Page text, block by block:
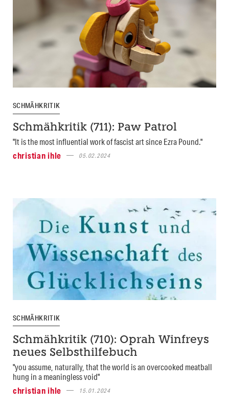
SCHMÄHKRITIK
Schmähkritik (711): Paw Patrol
"It is the most influential work of fascist art since Ezra Pound."
christian ihle
05.02.2024
SCHMÄHKRITIK
Schmähkritik (710): Oprah Winfreys
neues Selbsthilfebuch
"you assume, naturally, that the world is an overcooked meatball
hung in a meaningless void"
christian ihle
15.01.2024